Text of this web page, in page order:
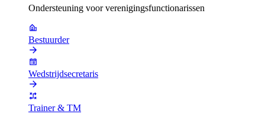
Ondersteuning voor verenigingsfunctionarissen
Bestuurder
Wedstrijdsecretaris
Trainer & TM